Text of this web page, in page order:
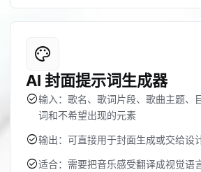
palette
AI 封面提示词生成器
check_circle输入：歌名、歌词片段、歌曲主题、
词和不希望出现的元素
check_circle输出：可直接用于封面生成或交给设
check_circle适合：需要把音乐感受翻译成视觉语